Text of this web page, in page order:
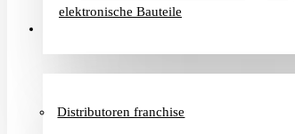
elektronische Bauteile
Distributoren franchise